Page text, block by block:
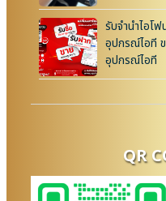
รับจำนำไอโ
อุปกรณ์ไอที
อุปกรณ์ไอที
QR